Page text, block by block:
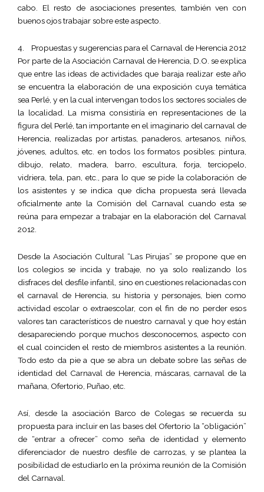
cabo. El resto de asociaciones presentes, también ven con
buenos ojos trabajar sobre este aspecto.
4. Propuestas y sugerencias para el Carnaval de Herencia 2012
Por parte de la Asociación Carnaval de Herencia, D.O. se explica
que entre las ideas de actividades que baraja realizar este año
se encuentra la elaboración de una exposición cuya temática
sea Perlé, y en la cual intervengan todos los sectores sociales de
la localidad. La misma consistiría en representaciones de la
figura del Perlé, tan importante en el imaginario del carnaval de
Herencia, realizadas por artistas, panaderos, artesanos, niños,
jóvenes, adultos, etc. en todos los formatos posibles: pintura,
dibujo, relato, madera, barro, escultura, forja, terciopelo,
vidriera, tela, pan, etc., para lo que se pide la colaboración de
los asistentes y se indica que dicha propuesta será llevada
oficialmente ante la Comisión del Carnaval cuando esta se
reúna para empezar a trabajar en la elaboración del Carnaval
2012.
Desde la Asociación Cultural “Las Pirujas” se propone que en
los colegios se incida y trabaje, no ya solo realizando los
disfraces del desfile infantil, sino en cuestiones relacionadas con
el carnaval de Herencia, su historia y personajes, bien como
actividad escolar o extraescolar, con el fin de no perder esos
valores tan característicos de nuestro carnaval y que hoy están
desapareciendo porque muchos desconocemos, aspecto con
el cual coinciden el resto de miembros asistentes a la reunión.
Todo esto da pie a que se abra un debate sobre las señas de
identidad del Carnaval de Herencia, máscaras, carnaval de la
mañana, Ofertorio, Puñao, etc.
Así, desde la asociación Barco de Colegas se recuerda su
propuesta para incluir en las bases del Ofertorio la “obligación”
de “entrar a ofrecer” como seña de identidad y elemento
diferenciador de nuestro desfile de carrozas, y se plantea la
posibilidad de estudiarlo en la próxima reunión de la Comisión
del Carnaval.